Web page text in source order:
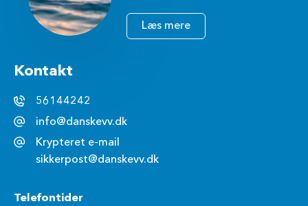
Læs mere
Kontakt
56144242
info@danskevv.dk
Krypteret e-mail
sikkerpost@danskevv.dk
Telefontider